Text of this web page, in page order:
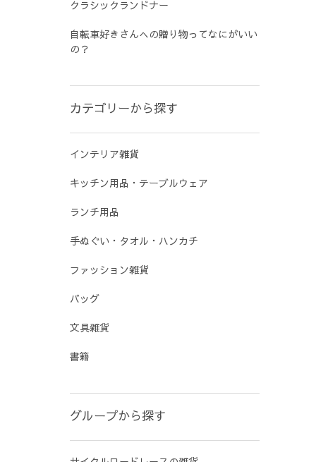
クラシックランドナー
自転車好きさんへの贈り物ってなにがいい
の？
カテゴリーから探す
インテリア雑貨
キッチン用品・テーブルウェア
ランチ用品
手ぬぐい・タオル・ハンカチ
ファッション雑貨
バッグ
文具雑貨
書籍
グループから探す